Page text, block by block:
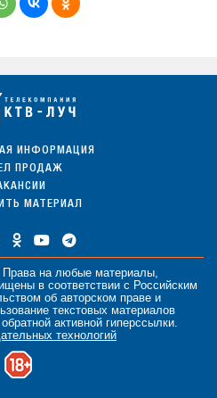
ИНФОРМАЦИЯ
ПРОДАЖ
МАТЕРИАЛ
на любые материалы
в соответствии с Российским
об авторском праве и
текстовых материалов
активной гиперссылки.
технологий